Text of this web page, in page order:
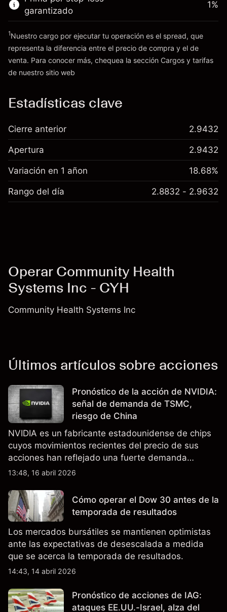
garantizado
Cargos
1%
1Nuestro cargo por ejecutar tu operación es el spread, que
representa la diferencia entre el precio de compra y el de
venta. Para conocer más, chequea la sección Cargos y tarifas
de nuestro sitio web
Estadísticas clave
Cierre anterior 2.9432
Apertura 2.9432
Variación en 1 añon 18.68%
Rango del día 2.8832 - 2.9632
Operar Community Health
Systems Inc - CYH
Community Health Systems Inc
Últimos artículos sobre acciones
Pronóstico de la acción de NVIDIA:
señal de demanda de TSMC,
riesgo de China
NVIDIA es un fabricante estadounidense de chips
cuyos movimientos recientes del precio de sus
acciones han reflejado una fuerte demanda
relacionada con la IA, ingresos trimestrales récord
de exportación de EE.UU. que afectan las ventas
en China.
13:48, 16 abril 2026
Cómo operar el Dow 30 antes de la
temporada de resultados
Los mercados bursátiles se mantienen optimistas
ante las expectativas de desescalada a medida
que se acerca la temporada de resultados.
14:43, 14 abril 2026
Pronóstico de acciones de IAG:
ataques EE.UU.-Israel, alza del